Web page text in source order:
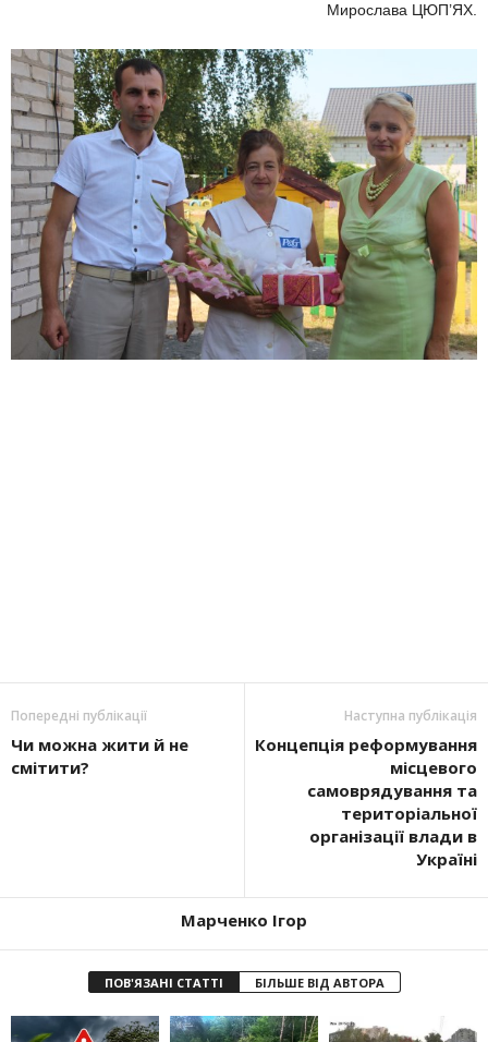
Мирослава ЦЮП’ЯХ.
Попередні публікації
Чи можна жити й не
смітити?
Наступна публікація
Концепція реформування
місцевого
самоврядування та
територіальної
організації влади в
Україні
Марченко Ігор
ПОВ'ЯЗАНІ СТАТТІ БІЛЬШЕ ВІД АВТОРА